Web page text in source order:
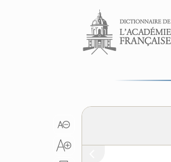
Aller au contenu